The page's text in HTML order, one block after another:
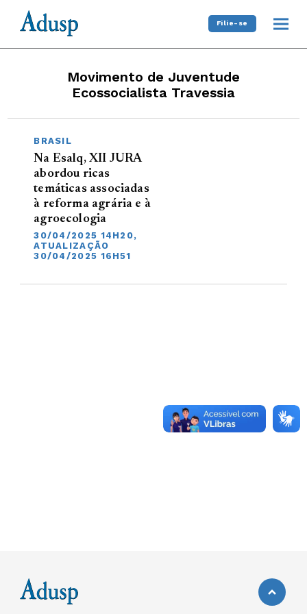
Filie-se
Movimento de Juventude
Ecossocialista Travessia
BRASIL
Na Esalq, XII JURA
abordou ricas
temáticas associadas
à reforma agrária e à
agroecologia
30/04/2025 14H20,
ATUALIZAÇÃO
30/04/2025 16H51